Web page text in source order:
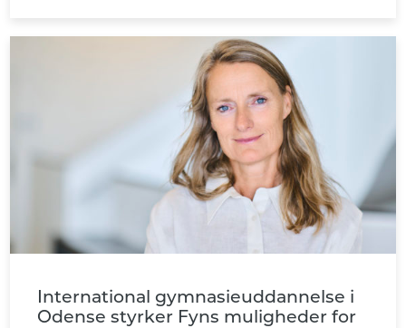
International gymnasieuddannelse i
Odense styrker Fyns muligheder for